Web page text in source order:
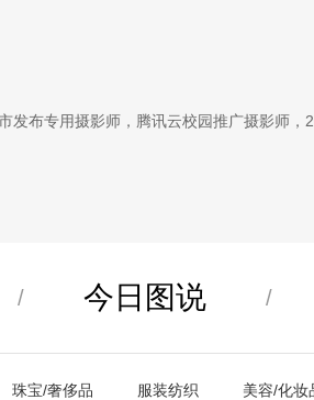
发布专用摄影师，腾讯云校园推广摄影师，
/ 今日图说 /
珠宝/奢侈品 服装纺织 美容/化妆